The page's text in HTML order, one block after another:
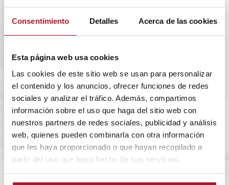
Consentimiento Detalles Acerca de las cookies
Esta página web usa cookies
Las cookies de este sitio web se usan para personalizar
el contenido y los anuncios, ofrecer funciones de redes
sociales y analizar el tráfico. Además, compartimos
información sobre el uso que haga del sitio web con
nuestros partners de redes sociales, publicidad y análisis
web, quienes pueden combinarla con otra información
que les haya proporcionado o que hayan recopilado a
partir del uso que haya hecho de sus servicios.
961643013
Ver delegações